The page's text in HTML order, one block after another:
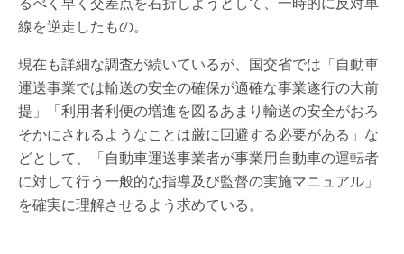
線を逆走したもの。
現在も詳細な調査が続いているが、国交省では「自動車
運送事業では輸送の安全の確保が適確な事業遂行の大前
提」「利用者利便の増進を図るあまり輸送の安全がおろ
そかにされるようなことは厳に回避する必要がある」な
どとして、「自動車運送事業者が事業用自動車の運転者
に対して行う一般的な指導及び監督の実施マニュアル」
を確実に理解させるよう求めている。